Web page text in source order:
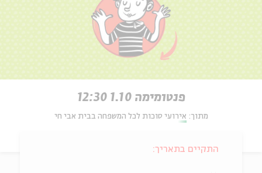
פנטומימה 1.10 12:30
מתוך: אירועי סוכות לכל המשפחה בבית אבי חי
התקיים בתאריך: